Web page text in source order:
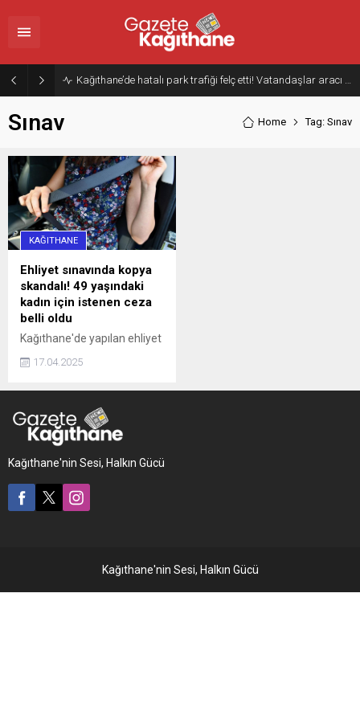
Sınav Home Tag: Sınav
KAĞITHANE
Ehliyet sınavında kopya
skandalı! 49 yaşındaki
kadın için istenen ceza
belli oldu
Kağıthane'de yapılan ehliyet
kopya düzeneğiyle çözdüğü
yıla kadar hapis cezası
istemiyle dava açıldı.
17.04.2025
Kağıthane'nin Sesi, Halkın Gücü
Kağıthane'nin Sesi, Halkın Gücü